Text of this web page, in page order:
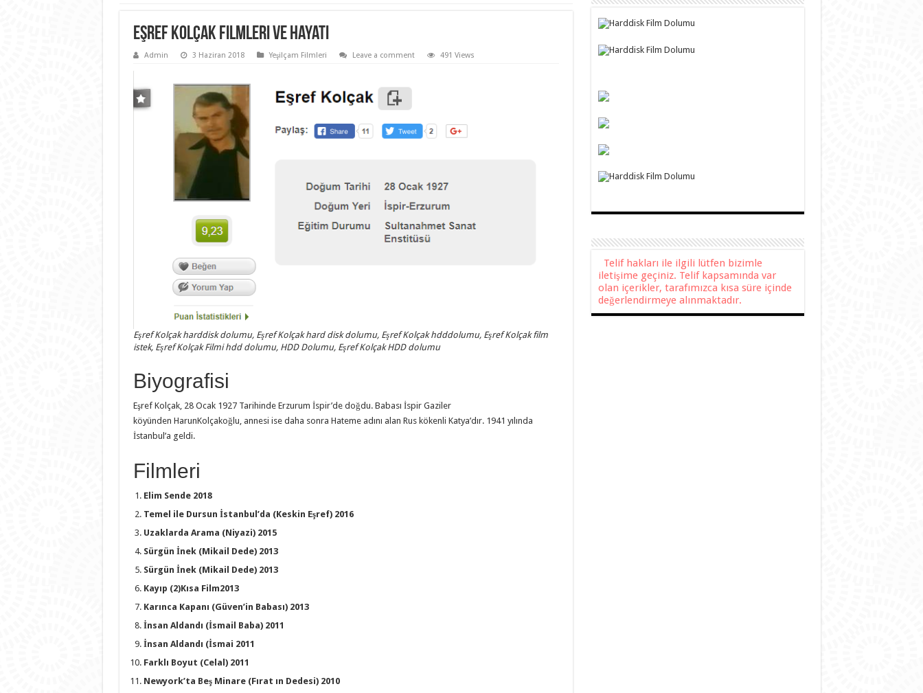
Eşref Kolçak Filmleri ve Hayatı
Admin 3 Haziran 2018 Yeşilçam Filmleri Leave a comment 491 Views
Eşref Kolçak harddisk dolumu, Eşref Kolçak hard disk dolumu, Eşref Kolçak hdddolumu, Eşref Kolçak film
istek, Eşref Kolçak Filmi hdd dolumu, HDD Dolumu, Eşref Kolçak HDD dolumu
Biyografisi
Eşref Kolçak, 28 Ocak 1927 Tarihinde Erzurum İspir’de doğdu. Babası İspir Gaziler
köyünden HarunKolçakoğlu, annesi ise daha sonra Hateme adını alan Rus kökenli Katya’dır. 1941 yılında
İstanbul’a geldi.
Filmleri
Elim Sende 2018
Temel ile Dursun İstanbul’da (Keskin Eşref) 2016
Uzaklarda Arama (Niyazi) 2015
Sürgün İnek (Mikail Dede) 2013
Sürgün İnek (Mikail Dede) 2013
Kayıp (2)Kısa Film2013
Karınca Kapanı (Güven’in Babası) 2013
İnsan Aldandı (İsmail Baba) 2011
İnsan Aldandı (İsmai 2011
Farklı Boyut (Celal) 2011
Newyork’ta Beş Minare (Fırat ın Dedesi) 2010
Telif hakları ile ilgili lütfen bizimle
iletişime geçiniz. Telif kapsamında var
olan içerikler, tarafımızca kısa süre içinde
değerlendirmeye alınmaktadır.